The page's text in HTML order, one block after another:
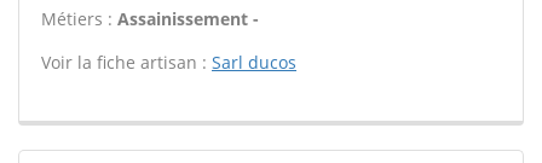
Métiers : Assainissement -
Voir la fiche artisan : Sarl ducos